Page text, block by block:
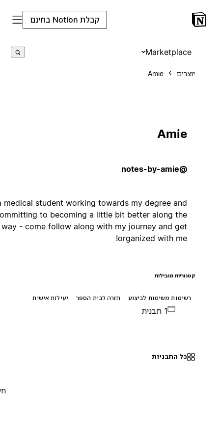
קבלת Notion בחינם
Marketplace
Amie
Amie
I'm a medical student working towards my degree and
committing to becoming a little bit better along the
way - come follow along with my journey and get
organized with me!
קטגוריות מובילות
רשימות משימות לביצוע חזרה לבית הספר יעילות אישית
כל התבניות
0